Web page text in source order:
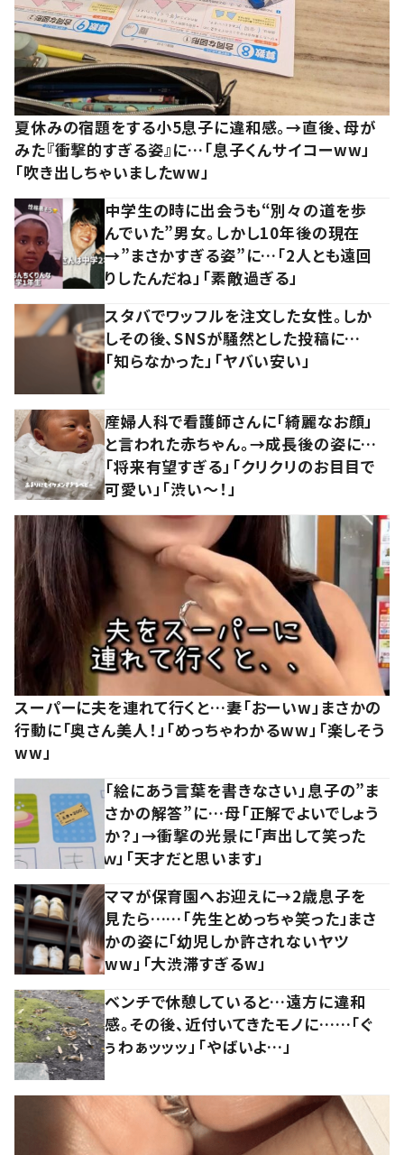
夏休みの宿題をする小5息子に違和感。→直後、母が
みた『衝撃的すぎる姿』に…「息子くんサイコーww」
「吹き出しちゃいましたww」
中学生の時に出会うも“別々の道を歩
んでいた”男女。しかし10年後の現在
→”まさかすぎる姿”に…「2人とも遠回
りしたんだね」「素敵過ぎる」
スタバでワッフルを注文した女性。しか
しその後、SNSが騒然とした投稿に…
「知らなかった」「ヤバい安い」
産婦人科で看護師さんに「綺麗なお顔」
と言われた赤ちゃん。→成長後の姿に…
「将来有望すぎる」「クリクリのお目目で
可愛い」「渋い～！」
スーパーに夫を連れて行くと…妻「おーいw」まさかの
行動に「奥さん美人！」「めっちゃわかるww」「楽しそう
ww」
「絵にあう言葉を書きなさい」息子の”ま
さかの解答”に…母「正解でよいでしょう
か？」→衝撃の光景に「声出して笑った
ｗ」「天才だと思います」
ママが保育園へお迎えに→2歳息子を
見たら……「先生とめっちゃ笑った」まさ
かの姿に「幼児しか許されないヤツ
ww」「大渋滞すぎるw」
ベンチで休憩していると…遠方に違和
感。その後、近付いてきたモノに……「ぐ
ぅわぁッッッ」「やばいよ…」